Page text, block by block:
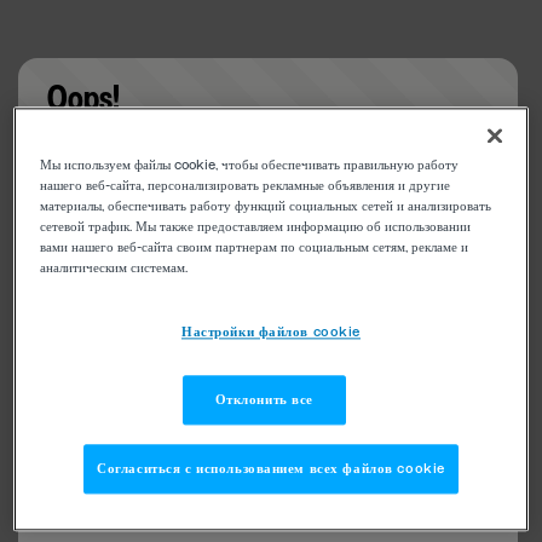
Oops!
Something went wrong. Please try refreshing the
app
Мы используем файлы cookie, чтобы обеспечивать правильную работу
нашего веб-сайта, персонализировать рекламные объявления и другие
материалы, обеспечивать работу функций социальных сетей и анализировать
сетевой трафик. Мы также предоставляем информацию об использовании
вами нашего веб-сайта своим партнерам по социальным сетям, рекламе и
аналитическим системам.
Настройки файлов cookie
Отклонить все
Согласиться с использованием всех файлов cookie